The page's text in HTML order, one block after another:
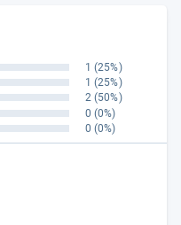
1 (25%)
1 (25%)
2 (50%)
0 (0%)
0 (0%)